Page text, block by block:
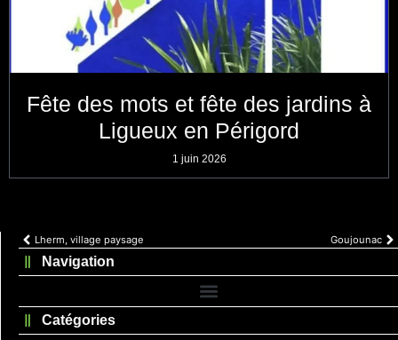
Fête des mots et fête des jardins à
Ligueux en Périgord
1 juin 2026
Lherm, village paysage Goujounac
Navigation
Catégories